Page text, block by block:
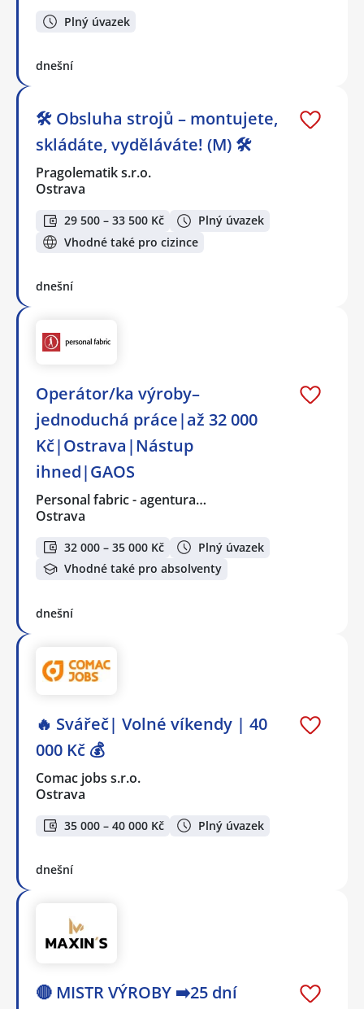
Plný úvazek
dnešní
🛠️ Obsluha strojů – montujete,
skládáte, vyděláváte! (M) 🛠️
Pragolematik s.r.o.
Ostrava
29 500 – 33 500 Kč
Plný úvazek
Vhodné také pro cizince
dnešní
Operátor/ka výroby–
jednoduchá práce|až 32 000
Kč|Ostrava|Nástup
ihned|GAOS
Personal fabric - agentura…
Ostrava
32 000 – 35 000 Kč
Plný úvazek
Vhodné také pro absolventy
dnešní
🔥 Svářeč| Volné víkendy | 40
000 Kč 💰
Comac jobs s.r.o.
Ostrava
35 000 – 40 000 Kč Plný úvazek
dnešní
🔴 MISTR VÝROBY ➡️25 dní